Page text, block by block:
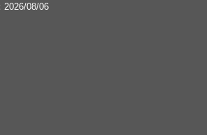
2026/08/06